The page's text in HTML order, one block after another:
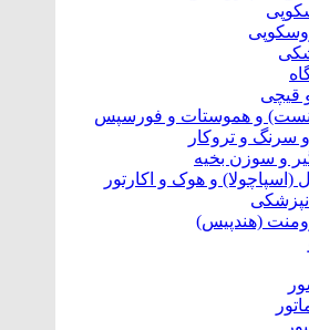
قیچی
و هموستات و فورسپس
سرنگ و تروکار
و سوزن بخیه
(اسپاچولا) و هوک و اکارتور
(هندپیس)